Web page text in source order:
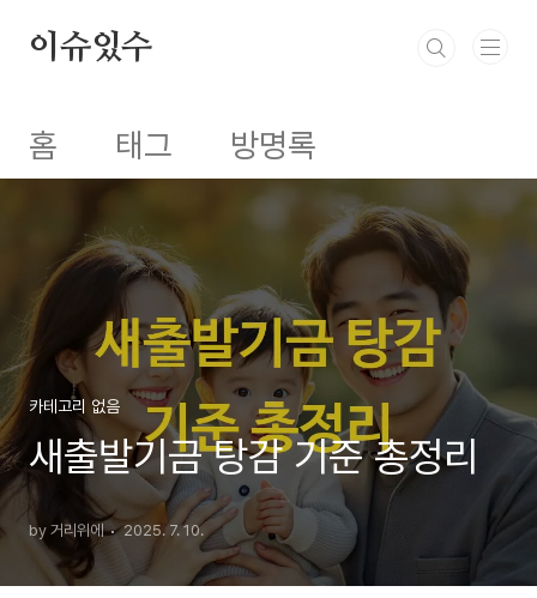
이슈있수
홈 태그 방명록
카테고리 없음
새출발기금 탕감 기준 총정리
by 거리위에 2025. 7. 10.